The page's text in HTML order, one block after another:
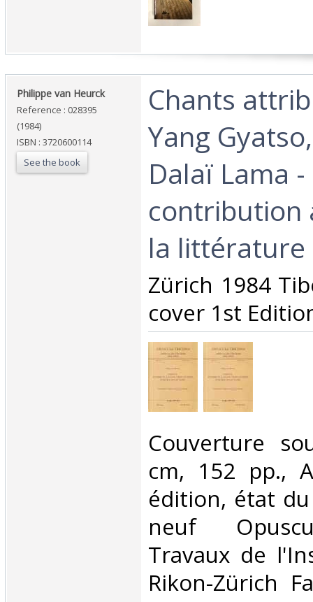
‎Philippe van Heurck‎
Reference : 028395
(1984)
ISBN : 3720600114
See the book
‎Chants
Yang
Dalaï Lama -
contribution
la
‎Zürich 1984
cover 1st
‎Couverture
cm, 152 pp.,
édition, état
neuf
Travaux de
Rikon-Zürich